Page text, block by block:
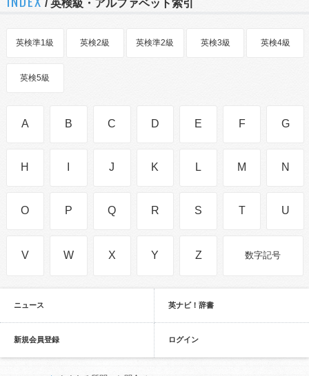
/ 英検級・アルファベット索引
英検準1級 英検2級 英検準2級 英検3級 英検4級
英検5級
A B C D E F G
H J K L M N
O P Q R S T U
V W X Y Z 数字記号
ニュース 英ナビ！辞書
新規会員登録 ログイン